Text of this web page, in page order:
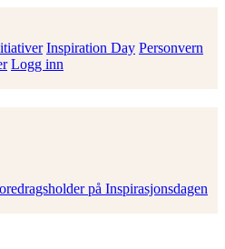
Inspiration Day Personvern
Logg inn
på Inspirasjonsdagen